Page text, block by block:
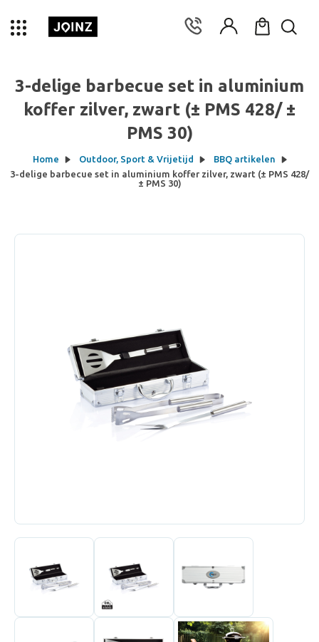
3-delige barbecue set in aluminium
koffer zilver, zwart (± PMS 428/ ±
PMS 30)
Home Outdoor, Sport & Vrijetijd
BBQ artikelen
3-delige barbecue set in aluminium koffer zilver, zwart (± PMS 428/
± PMS 30)